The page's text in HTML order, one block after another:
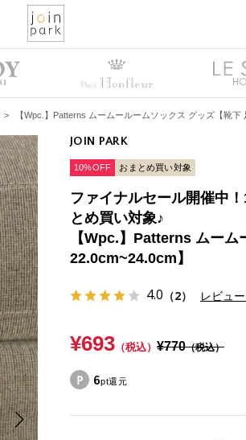
> 【Wpc.】Patterns ムームールームソックス グッズ【靴下
JOIN PARK
10%OFF おまとめ買い対象
ファイナルセール開催中
とめ買い対象♪
【Wpc.】Patterns ムー
22.0cm~24.0cm】
4.0 （2） レビュ
¥693 （税込） ¥770（税込）
6pt還元